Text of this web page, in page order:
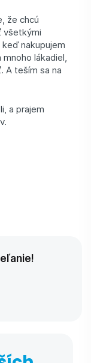
že chcú
všetkými
nakupujem
lákadiel,
A teším sa na
a prajem